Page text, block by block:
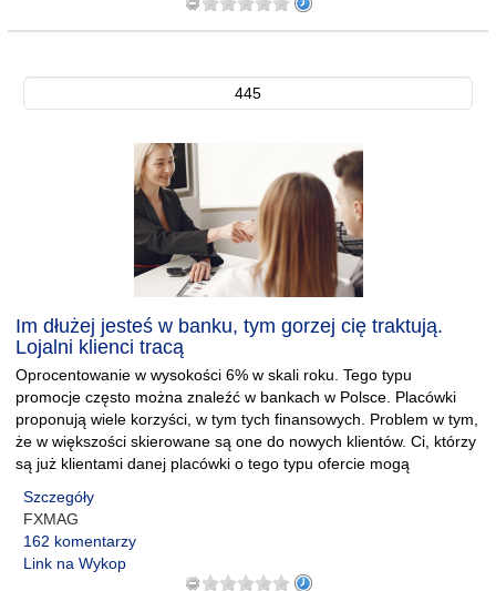
445
Im dłużej jesteś w banku, tym gorzej cię traktują.
Lojalni klienci tracą
Oprocentowanie w wysokości 6% w skali roku. Tego typu
promocje często można znaleźć w bankach w Polsce. Placówki
proponują wiele korzyści, w tym tych finansowych. Problem w tym,
że w większości skierowane są one do nowych klientów. Ci, którzy
są już klientami danej placówki o tego typu ofercie mogą
Szczegóły
FXMAG
162 komentarzy
Link na Wykop